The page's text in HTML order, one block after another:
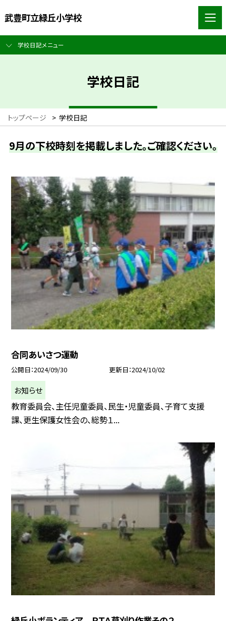
武豊町立緑丘小学校
学校日記メニュー
学校日記
トップページ > 学校日記
9月の下校時刻を掲載しました。ご確認ください。
合同あいさつ運動
公開日 2024/09/30 更新日 2024/10/02
お知らせ
教育委員会、主任児童委員、民生・児童委員、子育て支援
課、更生保護女性会の、総勢１...